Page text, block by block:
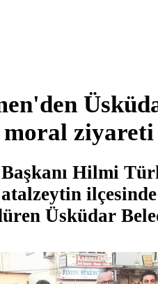
ziyareti
Hilmi
ilçesinde
Üsküdar